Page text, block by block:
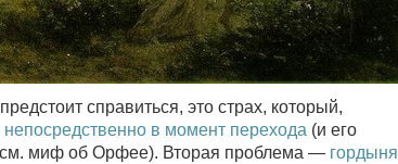
справиться, это страх, который,
непосредственно в момент перехода (и его
миф об Орфее). Вторая проблема — гордыня